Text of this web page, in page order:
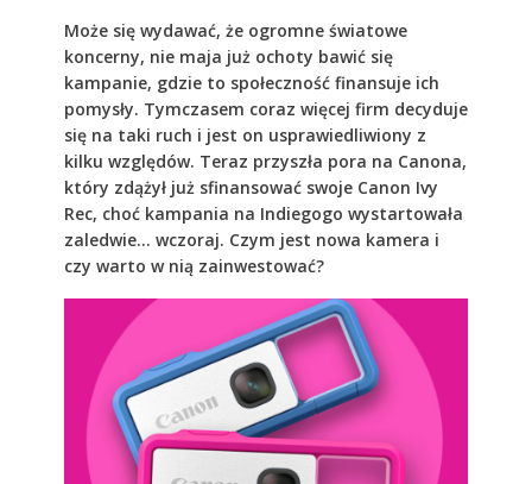
Może się wydawać, że ogromne światowe
koncerny, nie maja już ochoty bawić się
kampanie, gdzie to społeczność finansuje ich
pomysły. Tymczasem coraz więcej firm decyduje
się na taki ruch i jest on usprawiedliwiony z
kilku względów. Teraz przyszła pora na Canona,
który zdążył już sfinansować swoje Canon Ivy
Rec, choć kampania na Indiegogo wystartowała
zaledwie… wczoraj. Czym jest nowa kamera i
czy warto w nią zainwestować?